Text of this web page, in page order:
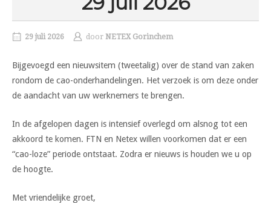
29 juli 2026 door NETEX Gorinchem
Bijgevoegd een nieuwsitem (tweetalig) over de stand van zaken
rondom de cao-onderhandelingen. Het verzoek is om deze onder
de aandacht van uw werknemers te brengen.
In de afgelopen dagen is intensief overlegd om alsnog tot een
akkoord te komen. FTN en Netex willen voorkomen dat er een
“cao-loze” periode ontstaat. Zodra er nieuws is houden we u op
de hoogte.
Met vriendelijke groet,